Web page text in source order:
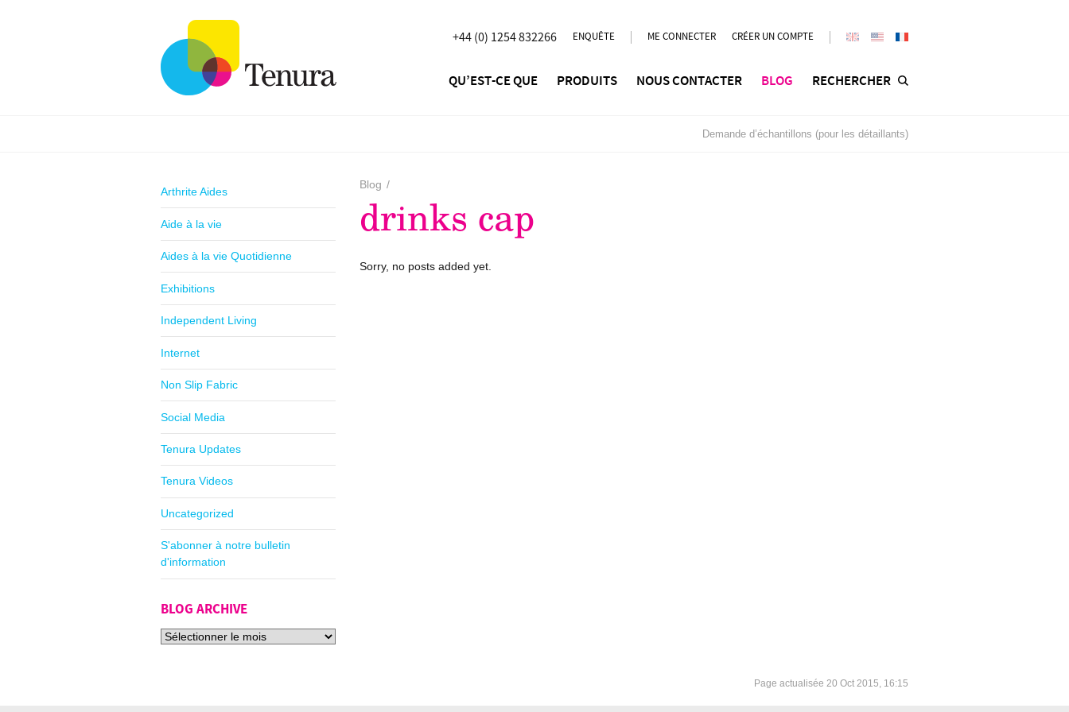
+44 (0) 1254 832266 ENQUÊTE ME CONNECTER CRÉER UN COMPTE
QU’EST-CE QUE PRODUITS NOUS CONTACTER BLOG RECHERCHER
Demande d’échantillons (pour les détaillants)
Arthrite Aides
Aide à la vie
Aides à la vie Quotidienne
Exhibitions
Independent Living
Internet
Non Slip Fabric
Social Media
Tenura Updates
Tenura Videos
Uncategorized
S'abonner à notre bulletin
d'information
BLOG ARCHIVE
Blog /
drinks cap
Sorry, no posts added yet.
Page actualisée 20 Oct 2015, 16:15